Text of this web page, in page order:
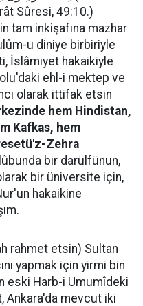
Sûresi, 49:10.)
tam inkişafına mazhar
u diniye birbiriyle
İslâmiyet hakaikiyle
ehl-i mektep ve
olarak ittifak etsin
hem Hindistan,
Kafkas, hem
Zehra
bir darülfünun,
bir üniversite için,
hakaikine
rahmet etsin) Sultan
yapmak için yirmi bin
eski Harb-i Umumîdeki
Ankara'da mevcut iki